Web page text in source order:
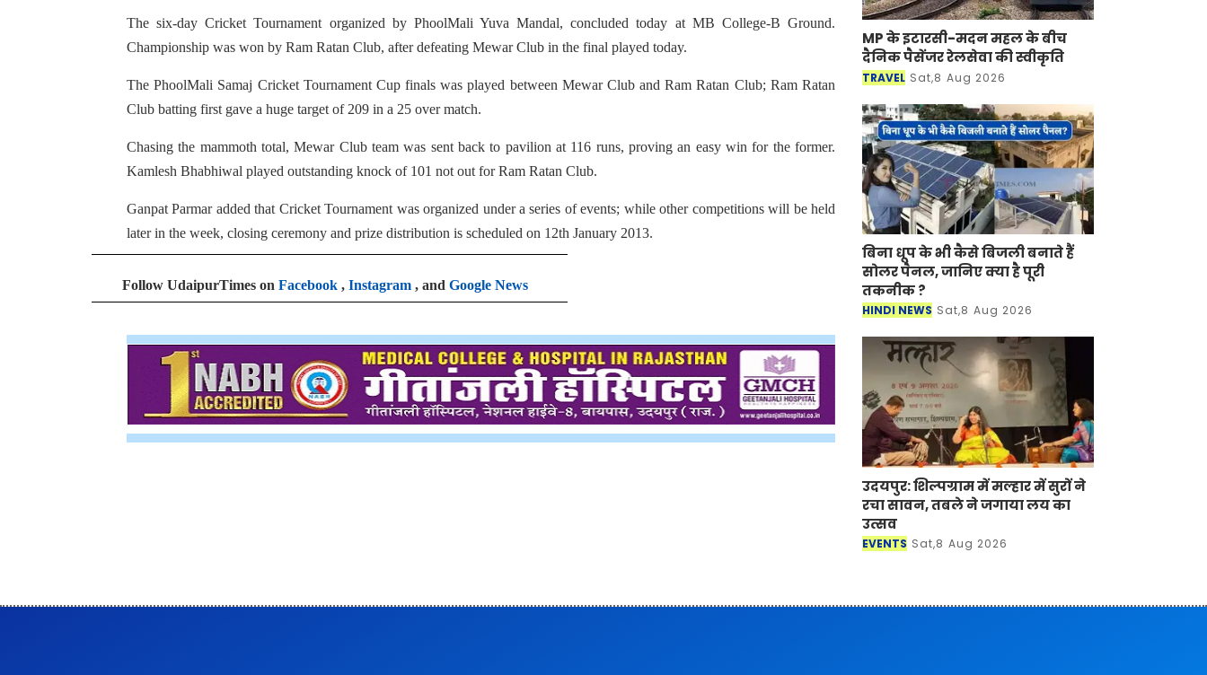
The six-day Cricket Tournament organized by PhoolMali Yuva Mandal, concluded today at MB College-B Ground.
Championship was won by Ram Ratan Club, after defeating Mewar Club in the final played today.
The PhoolMali Samaj Cricket Tournament Cup finals was played between Mewar Club and Ram Ratan Club; Ram Ratan
Club batting first gave a huge target of 209 in a 25 over match.
Chasing the mammoth total, Mewar Club team was sent back to pavilion at 116 runs, proving an easy win for the former.
Kamlesh Bhabhiwal played outstanding knock of 101 not out for Ram Ratan Club.
Ganpat Parmar added that Cricket Tournament was organized under a series of events; while other competitions will be held
later in the week, closing ceremony and prize distribution is scheduled on 12th January 2013.
Follow UdaipurTimes on Facebook , Instagram , and Google News
MP के इटारसी-मदन महल के बीच
दैनिक पैसेंजर रेलसेवा की स्वीकृति
TRAVEL Sat,8 Aug 2026
बिना धूप के भी कैसे बिजली बनाते हैं
सोलर पैनल, जानिए क्या है पूरी
तकनीक ?
HINDI NEWS Sat,8 Aug 2026
उदयपुर: शिल्पग्राम में मल्हार में सुरों ने
रचा सावन, तबले ने जगाया लय का
उत्सव
EVENTS Sat,8 Aug 2026